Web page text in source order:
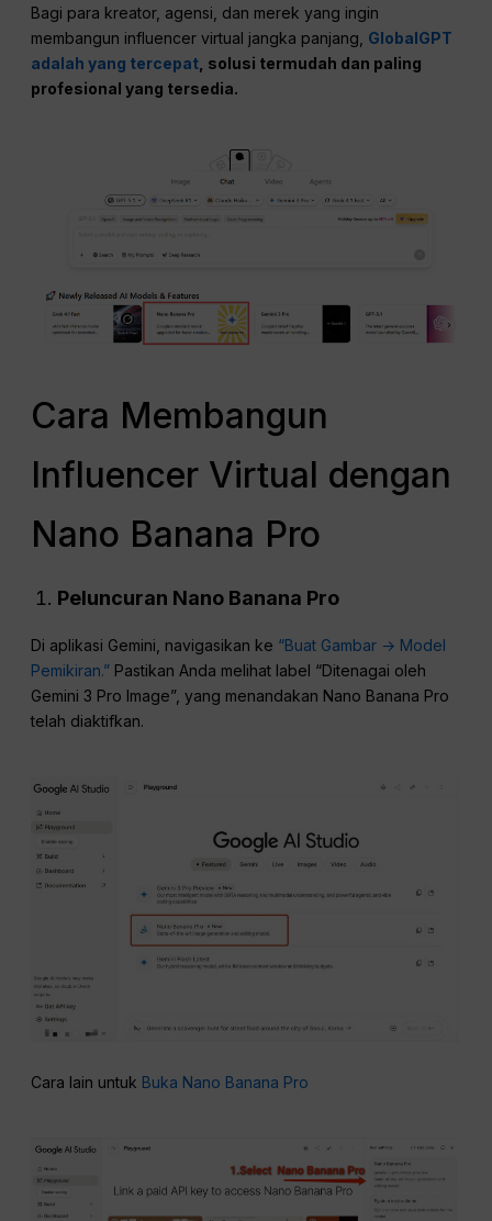
Bagi para kreator, agensi, dan merek yang ingin
membangun influencer virtual jangka panjang, GlobalGPT
adalah yang tercepat , solusi termudah dan paling
profesional yang tersedia.
Cara Membangun
Influencer Virtual dengan
Nano Banana Pro
Peluncuran Nano Banana Pro
Di aplikasi Gemini, navigasikan ke “Buat Gambar → Model
Pemikiran.” Pastikan Anda melihat label “Ditenagai oleh
Gemini 3 Pro Image”, yang menandakan Nano Banana Pro
telah diaktifkan.
Cara lain untuk Buka Nano Banana Pro